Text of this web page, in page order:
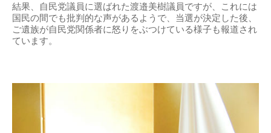
結果、自民党議員に選ばれた渡邉美樹議員ですが、これには
国民の間でも批判的な声があるようで、当選が決定した後、
ご遺族が自民党関係者に怒りをぶつけている様子も報道され
ています。